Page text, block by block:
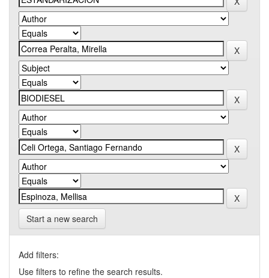
Start a new search
Add filters:
Use filters to refine the search results.